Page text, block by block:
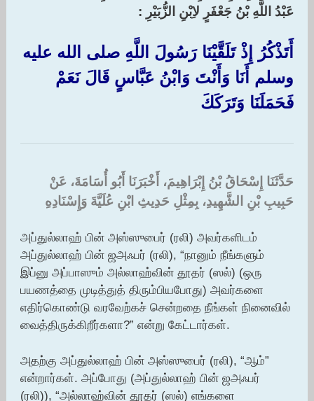
عَبْدُ اللَّهِ بْنُ جَعْفَرٍ لاِبْنِ الزُّبَيْرِ :‏ ‏
أَتَذْكُرُ إِذْ تَلَقَّيْنَا رَسُولَ اللَّهِ صلى الله عليه
وسلم أَنَا وَأَنْتَ وَابْنُ عَبَّاسٍ قَالَ نَعَمْ
فَحَمَلَنَا وَتَرَكَكَ
حَدَّثَنَا إِسْحَاقُ بْنُ إِبْرَاهِيمَ، أَخْبَرَنَا أَبُو أُسَامَةَ، عَنْ
حَبِيبِ بْنِ الشَّهِيدِ، بِمِثْلِ حَدِيثِ ابْنِ عُلَيَّةَ وَإِسْنَادِهِ ‏
அப்துல்லாஹ் பின் அஸ்ஸுபைர் (ரலி) அவர்களிடம்
அப்துல்லாஹ் பின் ஜஅஃபர் (ரலி), “நானும் நீங்களும்
இப்னு அப்பாஸும் அல்லாஹ்வின் தூதர் (ஸல்) (ஒரு
பயணத்தை முடித்துத் திரும்பியபோது) அவர்களை
எதிர்கொண்டு வரவேற்கச் சென்றதை நீங்கள் நினைவில்
வைத்திருக்கிறீர்களா?” என்று கேட்டார்கள்.
அதற்கு அப்துல்லாஹ் பின் அஸ்ஸுபைர் (ரலி), “ஆம்”
என்றார்கள். அப்போது (அப்துல்லாஹ் பின் ஜஅஃபர்
(ரலி)), “அல்லாஹ்வின் தூதர் (ஸல்) எங்களை